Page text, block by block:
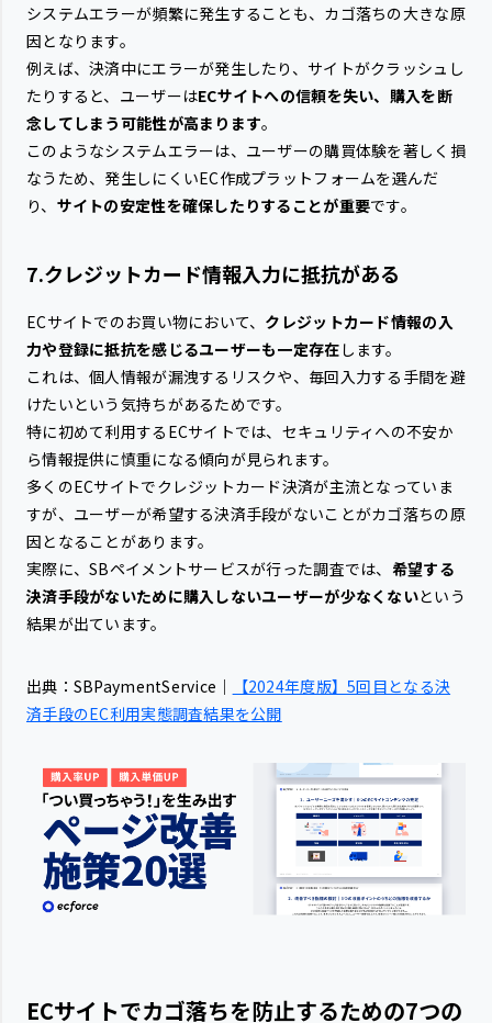
システムエラーが頻繁に発生することも、カゴ落ちの大きな原
因となります。
例えば、決済中にエラーが発生したり、サイトがクラッシュし
たりすると、ユーザーはECサイトへの信頼を失い、購入を断
念してしまう可能性が高まります。
このようなシステムエラーは、ユーザーの購買体験を著しく損
なうため、発生しにくいEC作成プラットフォームを選んだ
り、 サイトの安定性を確保したりすることが重要です。
7.クレジットカード情報入力に抵抗がある
ECサイトでのお買い物において、 クレジットカード情報の入
力や登録に抵抗を感じるユーザーも一定存在 します。
これは、個人情報が漏洩するリスクや、毎回入力する手間を避
けたいという気持ちがあるためです。
特に初めて利用するECサイトでは、セキュリティへの不安か
ら情報提供に慎重になる傾向が見られます。
多くのECサイトでクレジットカード決済が主流となっていま
すが、ユーザーが希望する決済手段がないことがカゴ落ちの原
因となることがあります。
実際に、SBペイメントサービスが行った調査では、 希望する
決済手段がないために購入しないユーザーが少なくないという
結果が出ています。
出典：SBPaymentService｜
【2024年度版】5回目となる決
済手段のEC利用実態調査結果を公開
ECサイトでカゴ落ちを防止するための7つの